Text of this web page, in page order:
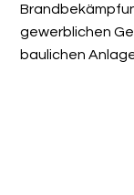
gewerblichen
baulichen